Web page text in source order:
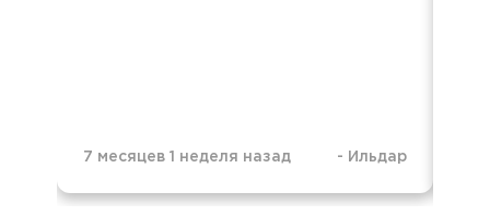
7 месяцев 1 неделя назад - Ильдар